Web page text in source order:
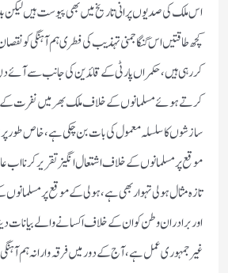
اس ملک کی صدیوں پرانی تاریخ میں بھی پیوست ہیں لیکن
کچھ طاقتیں اس گنگا جمنی تہذیب کی فطری ہم آہنگی کو
کررہی ہیں،حکمراں پارٹی کے قائدین کی جانب سے آئے
کرتے ہوئے مسلمانوں کے خلاف ملک بھر میں نفرت کے
سازشوں کا سلسلہ معمول کی بات بن چکی ہے،خاص طور
موقع پر مسلمانوں کے خلاف اشتعال انگیز تقریر کرنا
تازہ مثال ہولی تہوار بھی ہے،ہولی کے موقع پر
اور برادران وطن کو ان کے خلاف اکسانے والے بیانات
غیر جمہوری عمل ہے،آج کے دور میں فرقہ وارانہ ہم